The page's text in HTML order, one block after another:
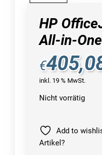
HP
All-in-
€
inkl. 19 % MwSt.
Nicht vorrätig
Add to
Artikel?